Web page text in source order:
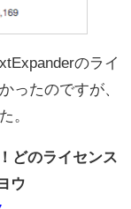
のライ
ったのですが、
。
どのライセンス
ウ